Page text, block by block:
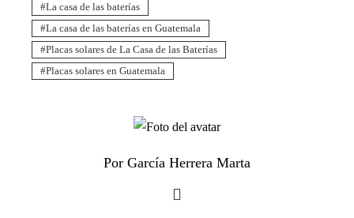
La casa de las baterías
La casa de las baterías en Guatemala
Placas solares de La Casa de las Baterías
Placas solares en Guatemala
Por García Herrera Marta